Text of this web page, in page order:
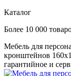
Каталог
Более 10 000
Мебель для
кронштейнов
гарантийное и